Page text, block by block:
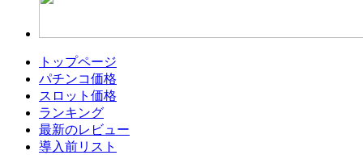
トップページ
パチンコ価格
スロット価格
ランキング
最新のレビュー
導入前リスト